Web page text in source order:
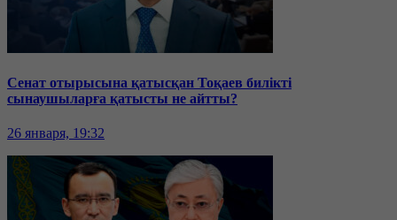
Сенат отырысына қатысқан Тоқаев билікті
сынаушыларға қатысты не айтты?
26 января, 19:32